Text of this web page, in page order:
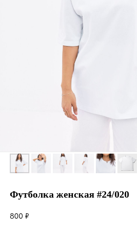
Футболка женская #24/020
800 ₽